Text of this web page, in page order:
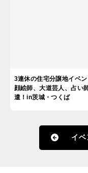
3連休の住宅分譲地イベ
顔絵師、大道芸人、占い
遣！in茨城・つくば
イ